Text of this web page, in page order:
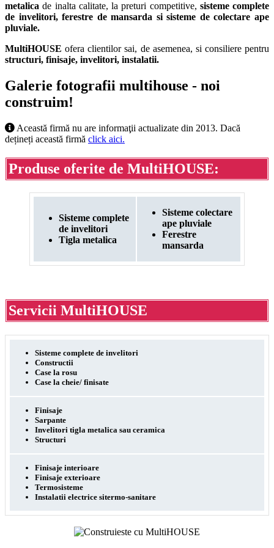
metalica de inalta calitate, la preturi competitive, sisteme complete
de invelitori, ferestre de mansarda si sisteme de colectare ape
pluviale.
MultiHOUSEofera clientilor sai, de asemenea, si consiliere pentru
structuri, finisaje, invelitori, instalatii.
Galerie fotografii multihouse - noi
construim!
Această firmă nu are informaţii actualizate din 2013. Dacă
dețineți această firmă click aici.
Produse oferite de MultiHOUSE:
Sisteme complete
de invelitori
Tigla metalica
Sisteme colectare
ape pluviale
Ferestre
mansarda
Servicii MultiHOUSE
Sisteme complete de invelitori
Constructii
Case la rosu
Case la cheie/ finisate
Finisaje
Sarpante
Invelitori tigla metalica sau ceramica
Structuri
Finisaje interioare
Finisaje exterioare
Termosisteme
Instalatii electrice sitermo-sanitare